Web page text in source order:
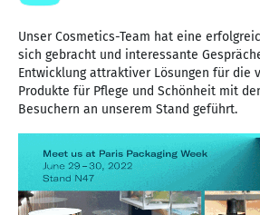
Unser Cosmetics-Team hat eine
sich gebracht und interessante
Entwicklung attraktiver Lösungen für die
Produkte für Pflege und Schönheit mit
Besuchern an unserem Stand geführt.